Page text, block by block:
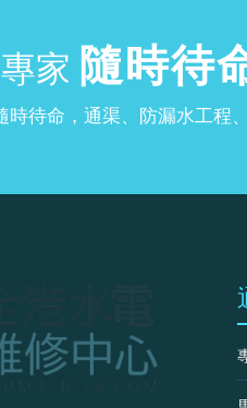
家 隨時待
時待命，通渠、防漏水工程